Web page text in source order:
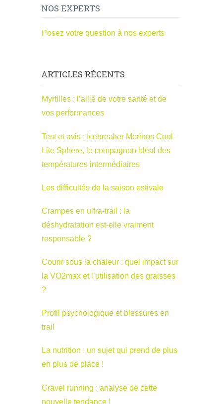
NOS EXPERTS
Posez votre question à nos experts
ARTICLES RÉCENTS
Myrtilles : l’allié de votre santé et de
vos performances
Test et avis : Icebreaker Merinos Cool-
Lite Sphère, le compagnon idéal des
températures intermédiaires
Les difficultés de la saison estivale
Crampes en ultra-trail : la
déshydratation est-elle vraiment
responsable ?
Courir sous la chaleur : quel impact sur
la VO2max et l’utilisation des graisses
?
Profil psychologique et blessures en
trail
La nutrition : un sujet qui prend de plus
en plus de place !
Gravel running : analyse de cette
nouvelle tendance !